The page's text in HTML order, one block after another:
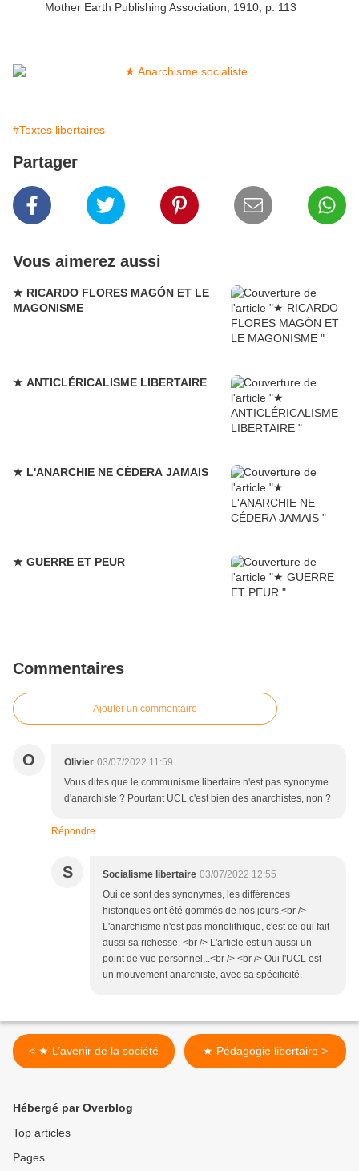
Mother Earth Publishing Association, 1910, p. 113
#Textes libertaires
Partager
Vous aimerez aussi
★ RICARDO FLORES MAGÓN ET LE
MAGONISME
★ ANTICLÉRICALISME LIBERTAIRE
★ L'ANARCHIE NE CÉDERA JAMAIS
★ GUERRE ET PEUR
Commentaires
Ajouter un commentaire
O Olivier 03/07/2022 11:59
Vous dites que le communisme libertaire n'est pas synonyme
d'anarchiste ? Pourtant UCL c'est bien des anarchistes, non ?
Répondre
S Socialisme libertaire 03/07/2022 12:55
Oui ce sont des synonymes, les différences
historiques ont été gommés de nos jours.<br />
L'anarchisme n'est pas monolithique, c'est ce qui fait
aussi sa richesse. <br /> L'article est un aussi un
point de vue personnel...<br /> <br /> Oui l'UCL est
un mouvement anarchiste, avec sa spécificité.
< ★ L’avenir de la société ★ Pédagogie libertaire >
Hébergé par Overblog
Top articles
Pages